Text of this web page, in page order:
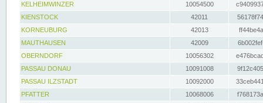
KELHEIMWINZER
10054500
KIENSTOCK
42011
KORNEUBURG
42013
MAUTHAUSEN
42009
OBERNDORF
10056302
PASSAU DONAU
10091008
PASSAU ILZSTADT
10092000
PFATTER
10068006